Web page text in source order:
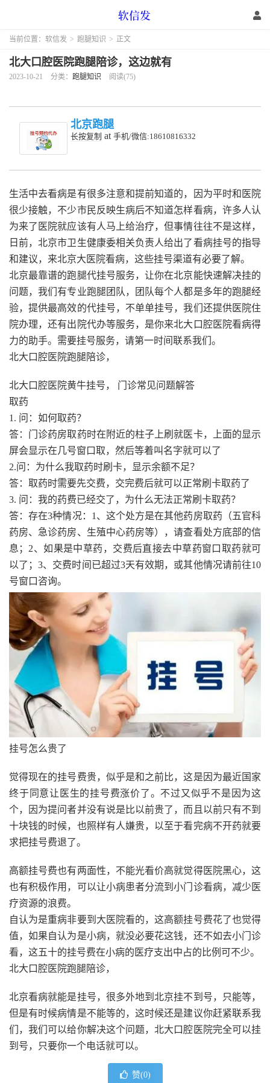
当前位置： 软信发 > 跑腿知识 > 正文
北大口腔医院跑腿陪诊，这边就有
2023-10-21 分类： 跑腿知识 阅读(75)
北京跑腿
长按复制 at 手机/微信:18610816332
生活中去看病是有很多注意和提前知道的，因为平时和医院
很少接触，不少市民反映生病后不知道怎样看病，许多人认
为来了医院就应该有人马上给治疗，但事情往往不是这样，
日前，北京市卫生健康委相关负责人给出了看病挂号的指导
和建议，来北京大医院看病，这些挂号渠道有必要了解。
北京最靠谱的跑腿代挂号服务，让你在北京能快速解决挂的
问题，我们有专业跑腿团队，团队每个人都是多年的跑腿经
验，提供最高效的代挂号，不单单挂号，我们还提供医院住
院办理，还有出院代办等服务，是你来北大口腔医院看病得
力的助手。需要挂号服务，请第一时间联系我们。
北大口腔医院跑腿陪诊，
北大口腔医院黄牛挂号， 门诊常见问题解答
取药
1. 问：如何取药？
答：门诊药房取药时在附近的柱子上刷就医卡，上面的显示
屏会显示在几号窗口取，然后等着叫名字就可以了
2.问：为什么我取药时刷卡，显示余额不足？
答：取药时需要先交费，交完费后就可以正常刷卡取药了
3. 问：我的药费已经交了，为什么无法正常刷卡取药？
答：存在3种情况：1、这个处方是在其他药房取药（五官科
药房、急诊药房、生殖中心药房等），请查看处方底部的信
息；2、如果是中草药，交费后直接去中草药窗口取药就可
以了；3、交费时间已超过3天有效期，或其他情况请前往10
号窗口咨询。
挂号怎么贵了
觉得现在的挂号费贵，似乎是和之前比，这是因为最近国家
终于同意让医生的挂号费涨价了。不过又似乎不是因为这
个，因为提问者并没有说是比以前贵了，而且以前只有不到
十块钱的时候，也照样有人嫌贵，以至于看完病不开药就要
求把挂号费退了。
高额挂号费也有两面性，不能光看价高就觉得医院黑心，这
也有积极作用，可以让小病患者分流到小门诊看病，减少医
疗资源的浪费。
自认为是重病非要到大医院看的，这高额挂号费花了也觉得
值，如果自认为是小病，就没必要花这钱，还不如去小门诊
看，这五十的挂号费在小病的医疗支出中占的比例可不少。
北大口腔医院跑腿陪诊，
北京看病就能是挂号，很多外地到北京挂不到号，只能等，
但是有时候病情是不能等的，这时候还是建议你赶紧联系我
们，我们可以给你解决这个问题，北大口腔医院完全可以挂
到号，只要你一个电话就可以。
赞(0)